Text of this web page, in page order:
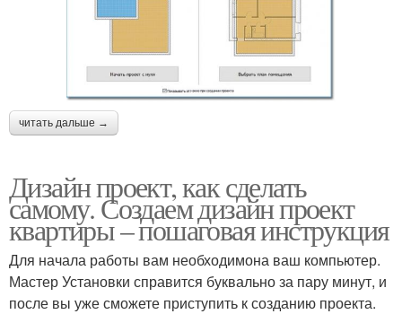
читать дальше →
Дизайн проект, как сделать
самому. Создаем дизайн проект
квартиры – пошаговая инструкция
Для начала работы вам необходимона ваш компьютер.
Мастер Установки справится буквально за пару минут, и
после вы уже сможете приступить к созданию проекта.